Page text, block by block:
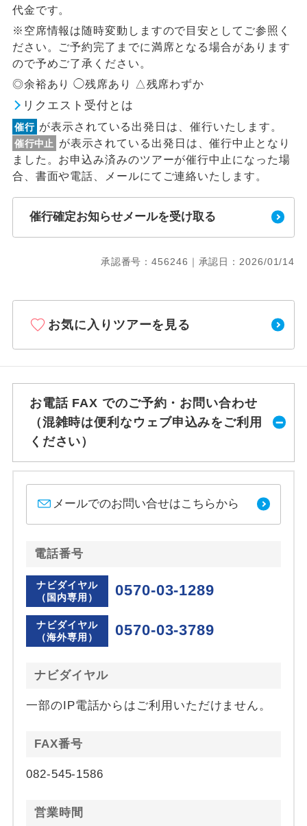
代金です。
※空席情報は随時変動しますので目安としてご参照く
ださい。ご予約完了までに満席となる場合があります
ので予めご了承ください。
◎余裕あり ◯残席あり △残席わずか
リクエスト受付とは
催行 が表示されている出発日は、催行いたします。
催行中止
が表示されている出発日は、催行中止となり
ました。お申込み済みのツアーが催行中止になった場
合、書面や電話、メールにてご連絡いたします。
催行確定お知らせメールを受け取る
承認番号：456246｜承認日：2026/01/14
お気に入りツアーを見る
お電話 FAX でのご予約・お問い合わせ
（混雑時は便利なウェブ申込みをご利用
ください）
メールでのお問い合せはこちらから
電話番号
ナビダイヤル
（国内専用）
0570-03-1289
ナビダイヤル
（海外専用）
0570-03-3789
ナビダイヤル
一部のIP電話からはご利用いただけません。
FAX番号
082-545-1586
営業時間